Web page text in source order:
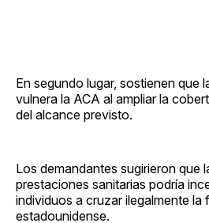
En segundo lugar, sostienen que
vulnera la ACA al ampliar la
del alcance previsto.
Los demandantes sugirieron que
prestaciones sanitarias podría
individuos a cruzar ilegalmente la
estadounidense.